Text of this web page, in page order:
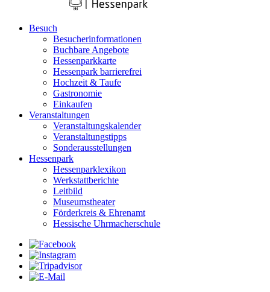
Besuch
Besucherinformationen
Buchbare Angebote
Hessenparkkarte
Hessenpark barrierefrei
Hochzeit & Taufe
Gastronomie
Einkaufen
Veranstaltungen
Veranstaltungskalender
Veranstaltungstipps
Sonderausstellungen
Hessenpark
Hessenparklexikon
Werkstattberichte
Leitbild
Museumstheater
Förderkreis & Ehrenamt
Hessische Uhrmacherschule